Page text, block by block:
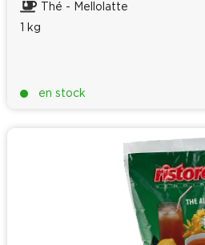
Thé - Mellolatte
1 kg
en stock